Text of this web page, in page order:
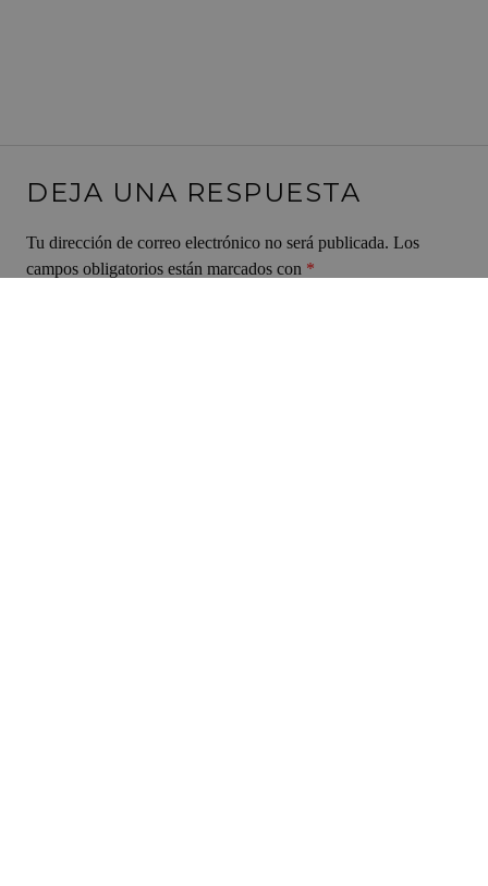
DEJA UNA RESPUESTA
Tu dirección de correo electrónico no será publicada. Los
campos obligatorios están marcados con *